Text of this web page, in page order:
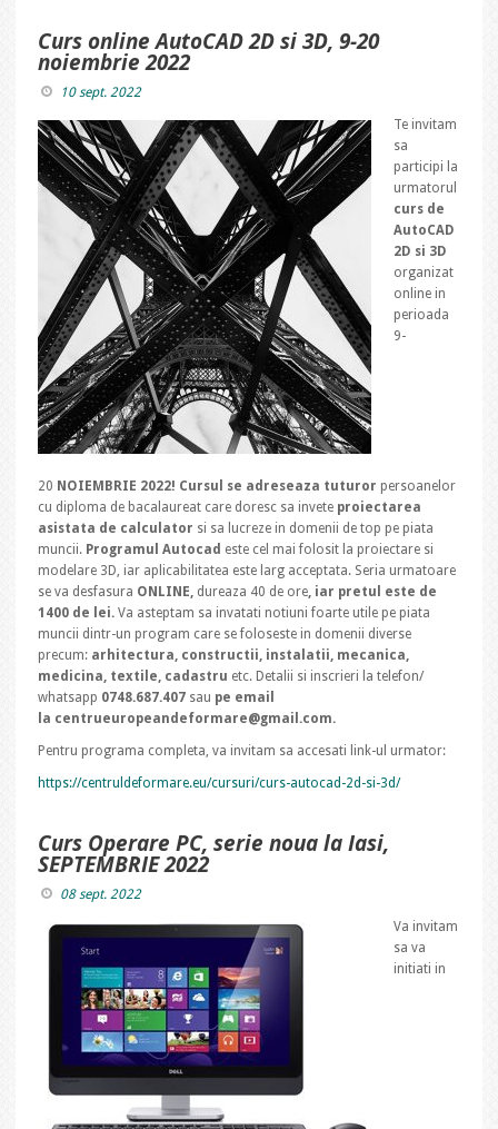
Curs online AutoCAD 2D si 3D, 9-20
noiembrie 2022
10 sept. 2022
Te invitam
sa
participi la
urmatorul
curs de
AutoCAD
2D si 3D
organizat
online in
perioada
9-
20 NOIEMBRIE 2022! Cursul se adreseaza tuturor persoanelor
cu diploma de bacalaureat care doresc sa invete proiectarea
asistata de calculator si sa lucreze in domenii de top pe piata
muncii. Programul Autocad este cel mai folosit la proiectare si
modelare 3D, iar aplicabilitatea este larg acceptata. Seria urmatoare
se va desfasura ONLINE, dureaza 40 de ore, iar pretul este de
1400 de lei. Va asteptam sa invatati notiuni foarte utile pe piata
muncii dintr-un program care se foloseste in domenii diverse
precum: arhitectura, constructii, instalatii, mecanica,
medicina, textile, cadastru etc. Detalii si inscrieri la telefon/
whatsapp 0748.687.407 sau pe email
la centrueuropeandeformare@gmail.com.
Pentru programa completa, va invitam sa accesati link-ul urmator:
https://centruldeformare.eu/cursuri/curs-autocad-2d-si-3d/
Curs Operare PC, serie noua la Iasi,
SEPTEMBRIE 2022
08 sept. 2022
Va invitam
sa va
initiati in